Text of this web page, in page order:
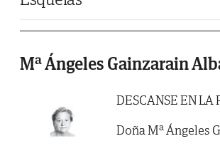
Mª Ángeles Gainzarain
DESCANSE EN LA
Doña Mª Ángeles